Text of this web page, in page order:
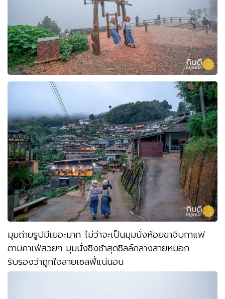
มุมถ่ายรูปมีเยอะมาก ไม่ว่าจะเป็นมุมนั่งห้อยขาจิบกาแฟ
ตามคาเฟ่สวยๆ มุมนั่งชิงช้าสุดชิลล์กลางสายหมอก
รับรองว่าถูกใจสายเซลฟี่แน่นอน